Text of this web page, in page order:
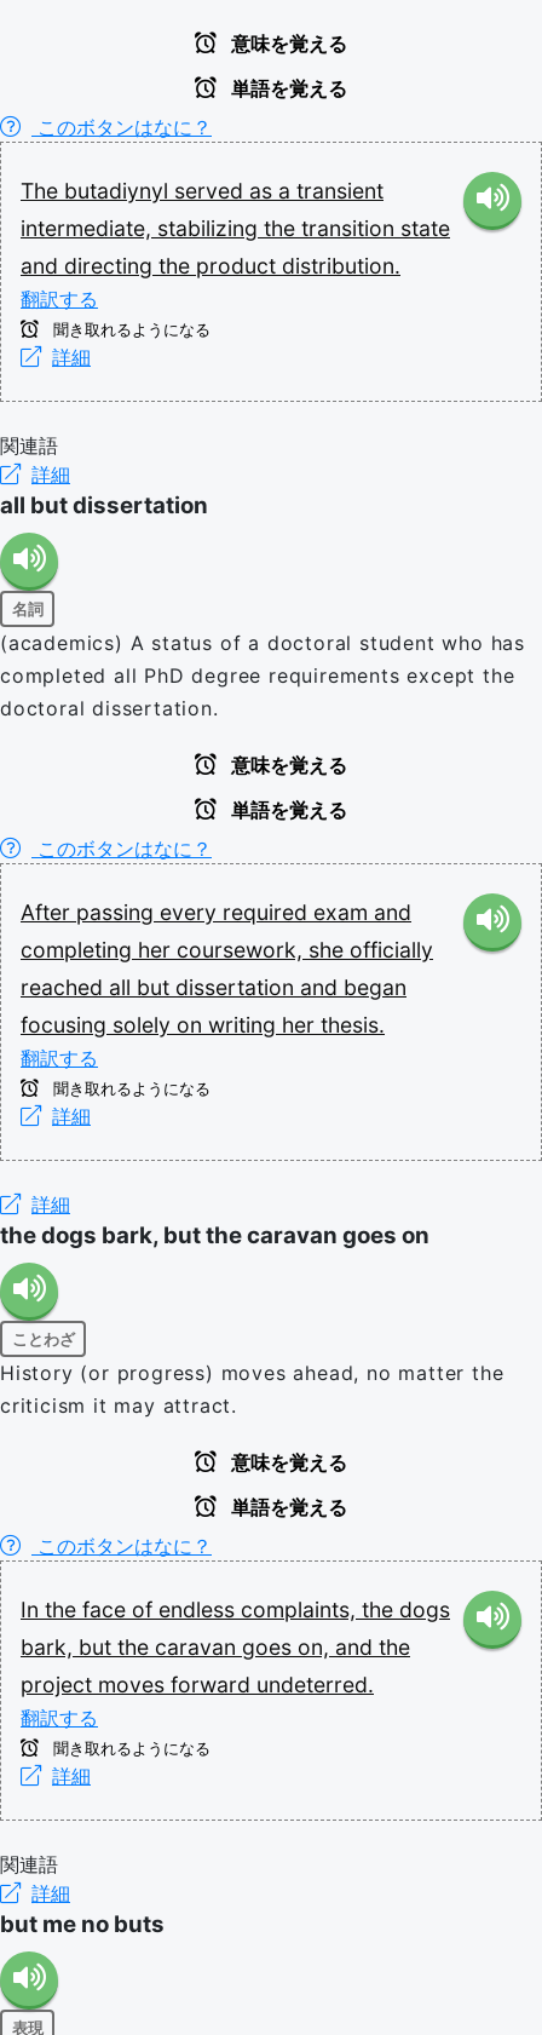
意味を覚える
単語を覚える
このボタンはなに？
The butadiynyl served as a transient
intermediate, stabilizing the transition state
and directing the product distribution.
翻訳する
聞き取れるようになる
詳細
関連語
詳細
all but dissertation
名詞
(academics) A status of a doctoral student who has
completed all PhD degree requirements except the
doctoral dissertation.
意味を覚える
単語を覚える
このボタンはなに？
After passing every required exam and
completing her coursework, she officially
reached all but dissertation and began
focusing solely on writing her thesis.
翻訳する
聞き取れるようになる
詳細
詳細
the dogs bark, but the caravan goes on
ことわざ
History (or progress) moves ahead, no matter the
criticism it may attract.
意味を覚える
単語を覚える
このボタンはなに？
In the face of endless complaints, the dogs
bark, but the caravan goes on, and the
project moves forward undeterred.
翻訳する
聞き取れるようになる
詳細
関連語
詳細
but me no buts
表現